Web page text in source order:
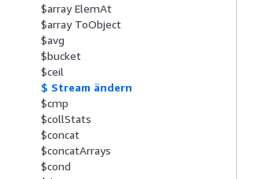
$array ElemAt
$array ToObject
$avg
$bucket
$ceil
$ Stream ändern
$cmp
$collStats
$concat
$concatArrays
$cond